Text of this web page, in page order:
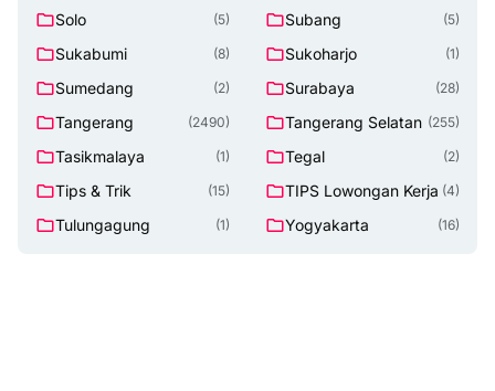
Solo (5) Subang (5)
Sukabumi (8) Sukoharjo (1)
Sumedang (2) Surabaya (28)
Tangerang (2490) Tangerang Selatan (255)
Tasikmalaya (1) Tegal (2)
Tips & Trik (15) TIPS Lowongan Kerja (4)
Tulungagung (1) Yogyakarta (16)